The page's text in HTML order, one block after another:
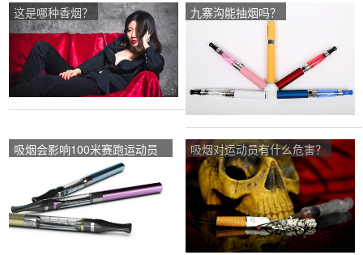
这是哪种香烟？ 九寨沟能抽烟吗？
吸烟会影响100米赛跑运动员
吸烟对运动员有什么危害？